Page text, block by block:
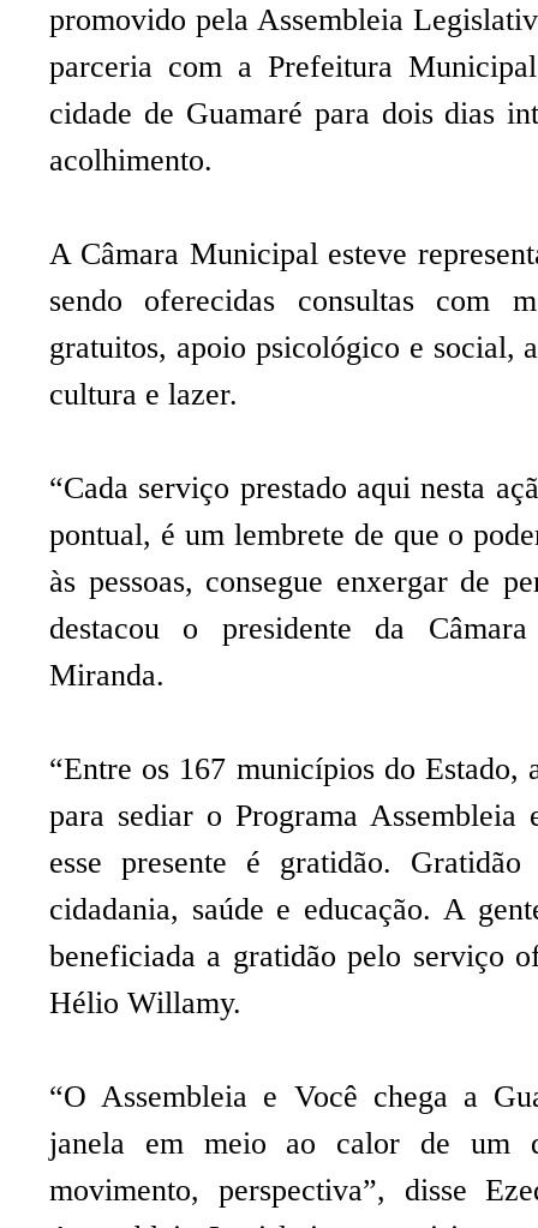
promovido pela Assembleia
parceria com a Prefeitura
cidade de Guamaré para dois dias
acolhimento.
A Câmara Municipal esteve
sendo oferecidas consultas com
gratuitos, apoio psicológico e social,
cultura e lazer.
“Cada serviço prestado aqui nesta
pontual, é um lembrete de que o
às pessoas, consegue enxergar de
destacou o presidente da
Miranda.
“Entre os 167 municípios do Estado,
para sediar o Programa
esse presente é gratidão.
cidadania, saúde e educação. A
beneficiada a gratidão pelo serviço
Hélio Willamy.
“O Assembleia e Você chega a
janela em meio ao calor de um
movimento, perspectiva”, disse